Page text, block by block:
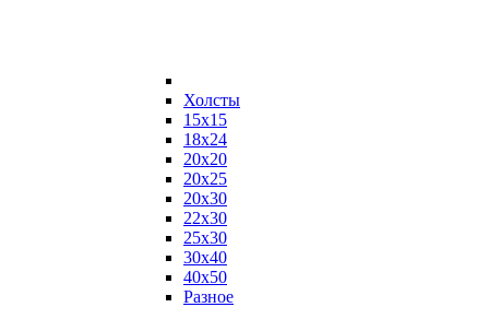
Холсты
15х15
18х24
20х20
20х25
20х30
22х30
25х30
30х40
40х50
Разное